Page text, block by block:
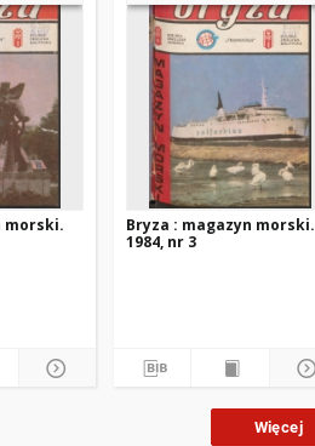
morski.
Bryza : magazyn morski.
1984, nr 3
Więcej